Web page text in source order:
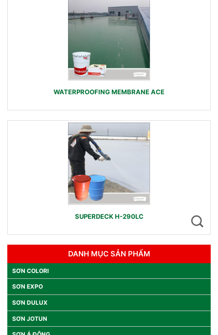
WATERPROOFING MEMBRANE ACE
SUPERDECK H-290LC
DANH MỤC SẢN PHẨM
SƠN COLORI
SƠN EXPO
SƠN DULUX
SƠN JOTUN